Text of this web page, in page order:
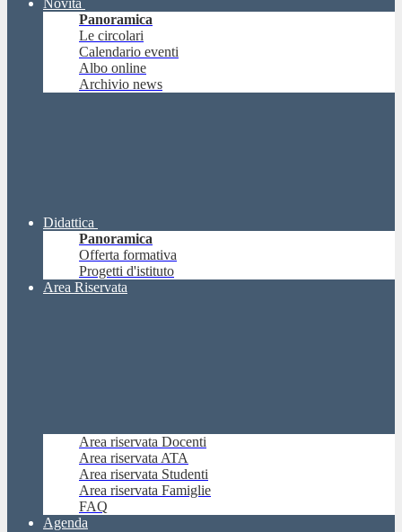
Novità
Panoramica
Le circolari
Calendario eventi
Albo online
Archivio news
Didattica
Panoramica
Offerta formativa
Progetti d'istituto
Area Riservata
Area riservata Docenti
Area riservata ATA
Area riservata Studenti
Area riservata Famiglie
FAQ
Agenda